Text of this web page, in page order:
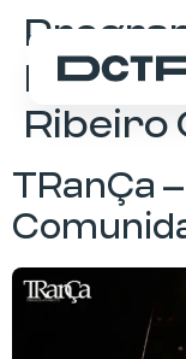
Ribeiro
TRanÇa